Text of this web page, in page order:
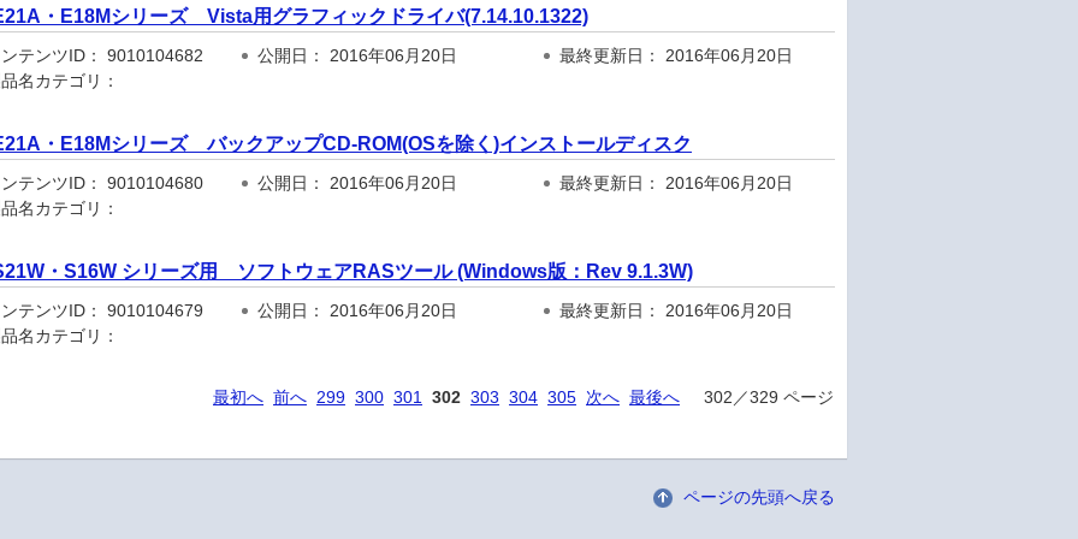
・E18Mシリーズ Vista用グラフィックドライバ(7.14.10.1322)
テンツID： 9010104682 公開日： 2016年06月20日
最終更新日： 2016年06月20日
名カテゴリ：
・E18Mシリーズ バックアップCD-ROM(OSを除く)インストールディスク
テンツID： 9010104680 公開日： 2016年06月20日
最終更新日： 2016年06月20日
名カテゴリ：
・S16W シリーズ用 ソフトウェアRASツール (Windows版：Rev 9.1.3W)
テンツID： 9010104679 公開日： 2016年06月20日
最終更新日： 2016年06月20日
名カテゴリ：
最初へ 前へ 299 300 301 302 303 304 305 次へ 最後へ 302／329 ページ
ページの先頭へ戻る